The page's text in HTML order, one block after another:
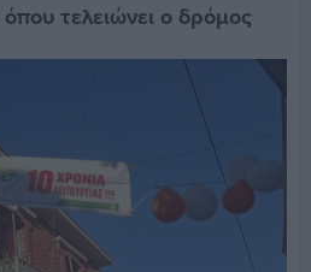
όπου τελειώνει ο δρόμος